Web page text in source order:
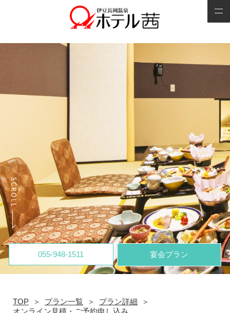
055-948-1511 宴会プラン
TOP プラン一覧
プラン詳細
オンライン見積・ご予約申し込み